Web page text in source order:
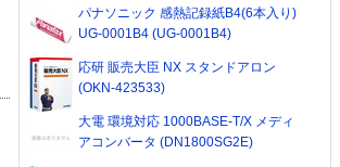
パナソニック 感熱記録紙B4(6本入り)
UG-0001B4 (UG-0001B4)
応研 販売大臣 NX スタンドアロン
(OKN-423533)
大電 環境対応 1000BASE-T/X メディ
アコンバータ (DN1800SG2E)